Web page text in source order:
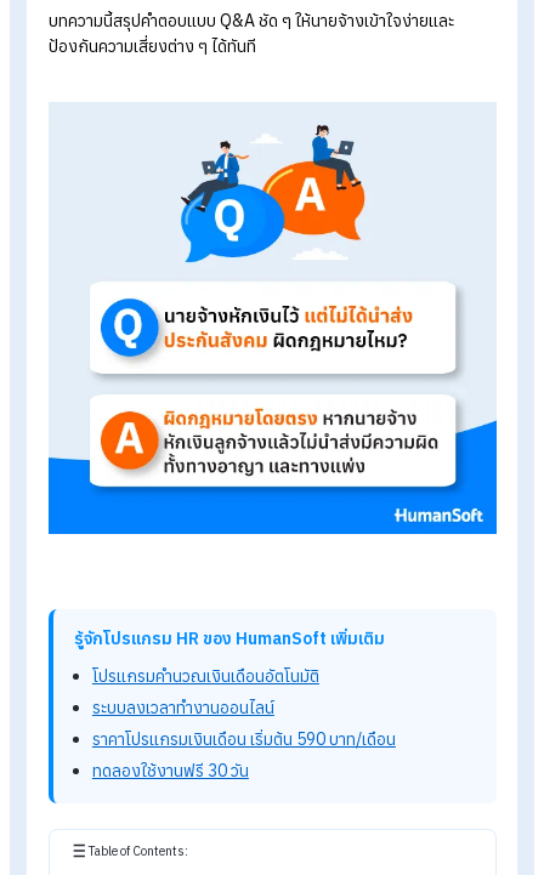
ส่งประกันสังคม ผิดกฎหมาย
หลายองค์กรอาจเคยเจอสถานการณ์ หักเงินประกันสังคมจากเงิน
เดือนพนักงานแล้ว แต่ยังไม่ได้นำส่งจริง
พลาด ลืมยื่น หรือตั้งใจเลื่อนการจ่าย คำถามคือ… แบบนี้ผิดกฎหม
หรือไม่ และใครที่ได้รับผลกระทบบ้าง?
บทความนี้สรุปคำตอบแบบQ&A ชัด ๆให้นายจ้างเข้าใจง่ายและ
ป้องกันความเสี่ยงต่าง ๆ ได้ทันที